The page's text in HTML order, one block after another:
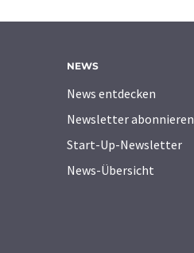
NEWS
News entdecken
Newsletter abonnieren
Start-Up-Newsletter
News-Übersicht